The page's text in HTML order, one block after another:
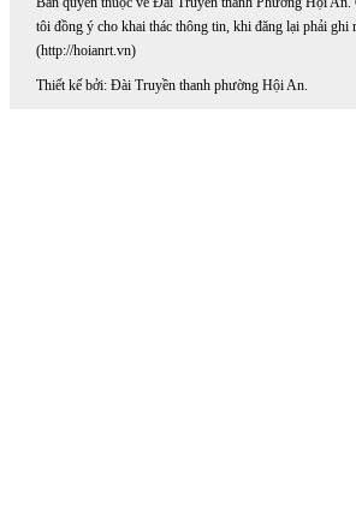
tôi đồng ý cho khai thác thông tin, khi đăng lại phải
(http://hoianrt.vn)
Thiết kế bởi: Đài Truyền thanh phường Hội An.